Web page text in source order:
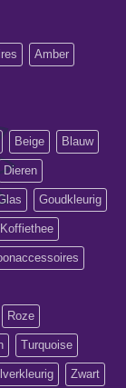
Amber
Beige Blauw
Dieren
Goudkleurig
Koffiethee
Roze
Turquoise
Zwart